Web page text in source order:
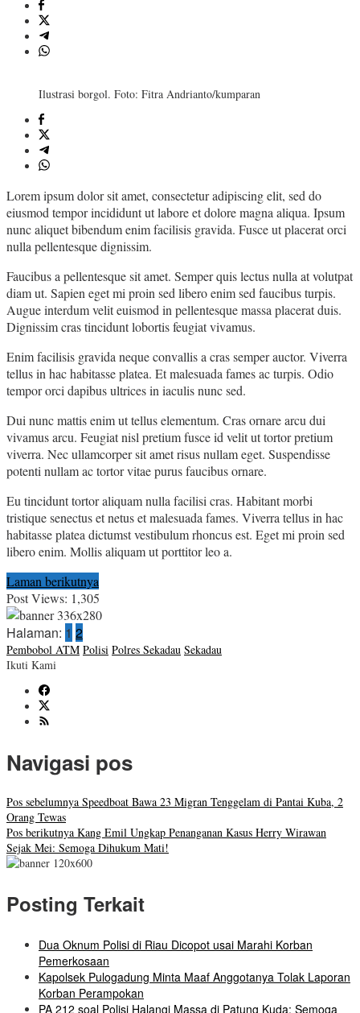
Ilustrasi borgol. Foto: Fitra Andrianto/kumparan
Lorem ipsum dolor sit amet, consectetur adipiscing elit, sed do
eiusmod tempor incididunt ut labore et dolore magna aliqua. Ipsum
nunc aliquet bibendum enim facilisis gravida. Fusce ut placerat orci
nulla pellentesque dignissim.
Faucibus a pellentesque sit amet. Semper quis lectus nulla at volutpat
diam ut. Sapien eget mi proin sed libero enim sed faucibus turpis.
Augue interdum velit euismod in pellentesque massa placerat duis.
Dignissim cras tincidunt lobortis feugiat vivamus.
Enim facilisis gravida neque convallis a cras semper auctor. Viverra
tellus in hac habitasse platea. Et malesuada fames ac turpis. Odio
tempor orci dapibus ultrices in iaculis nunc sed.
Dui nunc mattis enim ut tellus elementum. Cras ornare arcu dui
vivamus arcu. Feugiat nisl pretium fusce id velit ut tortor pretium
viverra. Nec ullamcorper sit amet risus nullam eget. Suspendisse
potenti nullam ac tortor vitae purus faucibus ornare.
Eu tincidunt tortor aliquam nulla facilisi cras. Habitant morbi
tristique senectus et netus et malesuada fames. Viverra tellus in hac
habitasse platea dictumst vestibulum rhoncus est. Eget mi proin sed
libero enim. Mollis aliquam ut porttitor leo a.
Laman berikutnya
Post Views: 1,305
Halaman: 1 2
Pembobol ATM Polisi Polres Sekadau Sekadau
Ikuti Kami
Navigasi pos
Pos sebelumnya Speedboat Bawa 23 Migran Tenggelam di Pantai Kuba, 2
Orang Tewas
Pos berikutnya Kang Emil Ungkap Penanganan Kasus Herry Wirawan
Sejak Mei: Semoga Dihukum Mati!
Posting Terkait
Dua Oknum Polisi di Riau Dicopot usai Marahi Korban
Pemerkosaan
Kapolsek Pulogadung Minta Maaf Anggotanya Tolak Laporan
Korban Perampokan
PA 212 soal Polisi Halangi Massa di Patung Kuda: Semoga